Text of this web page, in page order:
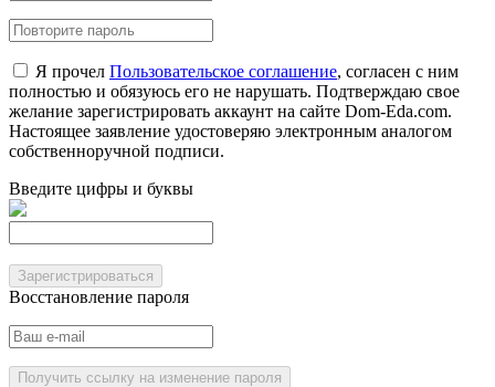
Я прочел Пользовательское соглашение, согласен с ним
полностью и обязуюсь его не нарушать. Подтверждаю свое
желание зарегистрировать аккаунт на сайте Dom-Eda.com.
Настоящее заявление удостоверяю электронным аналогом
собственноручной подписи.
Введите цифры и буквы
Зарегистрироваться
Восстановление пароля
Получить ссылку на изменение пароля